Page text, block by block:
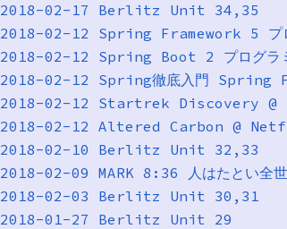
2018-02-17 Berlitz Unit 34,35
2018-02-12 Spring Framework 5 プ
2018-02-12 Spring Boot 2 プログラ
2018-02-12 Spring徹底入門 Spring
2018-02-12 Startrek Discovery @
2018-02-10 Berlitz Unit 32,33
2018-02-09 MARK 8:36 人はたとい全世
2018-02-03 Berlitz Unit 30,31
2018-01-27 Berlitz Unit 29